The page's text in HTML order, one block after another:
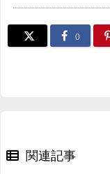
0
関連記事